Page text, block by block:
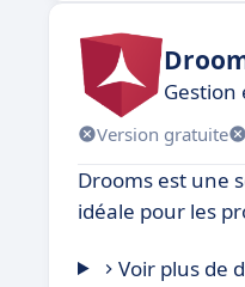
Gestion
Version gratuite
Drooms est une
idéale pour les
Voir plus de